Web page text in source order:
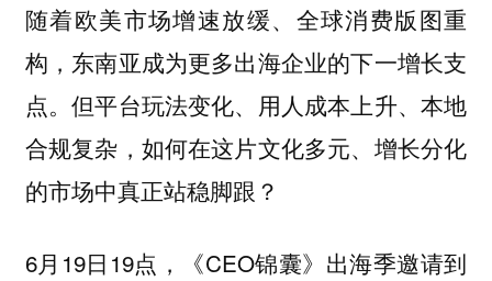
随着欧美市场增速放缓、全球消费版图重
构，东南亚成为更多出海企业的下一增长支
点。但平台玩法变化、用人成本上升、本地
合规复杂，如何在这片文化多元、增长分化
的市场中真正站稳脚跟？
6月19日19点，《CEO锦囊》出海季邀请到